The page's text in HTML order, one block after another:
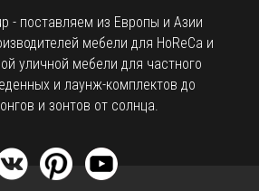
- поставляем из Европы и Азии
мебели для HoReCa и
уличной мебели для частного
и лаунж-комплектов до
и зонтов от солнца.